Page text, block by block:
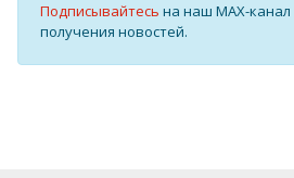
Подписывайтесь на наш MAX-
получения новостей.